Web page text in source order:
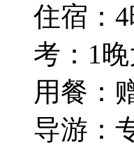
住宿：
考：1
用餐：
导游：